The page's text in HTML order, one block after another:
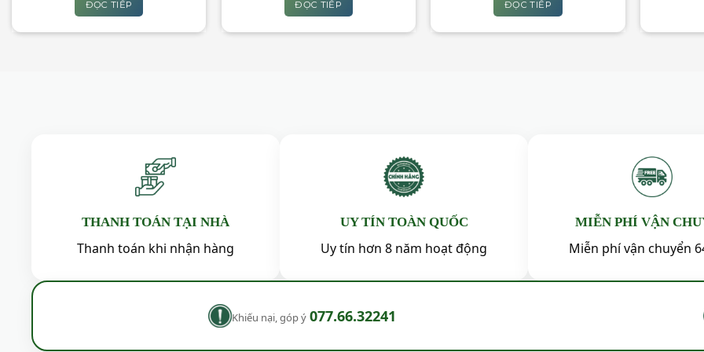
450,000₫.
ĐỌC TIẾP 550,000₫.
ĐỌC TIẾP 550,000₫.
ĐỌC TIẾP
THANH TOÁN TẠI NHÀ
Thanh toán khi nhận hàng
UY TÍN TOÀN QUỐC
Uy tín hơn 8 năm hoạt động
MIỄN PHÍ VẬN
Miễn phí vận chuyển
Khiếu nại, góp ý 077.66.32241